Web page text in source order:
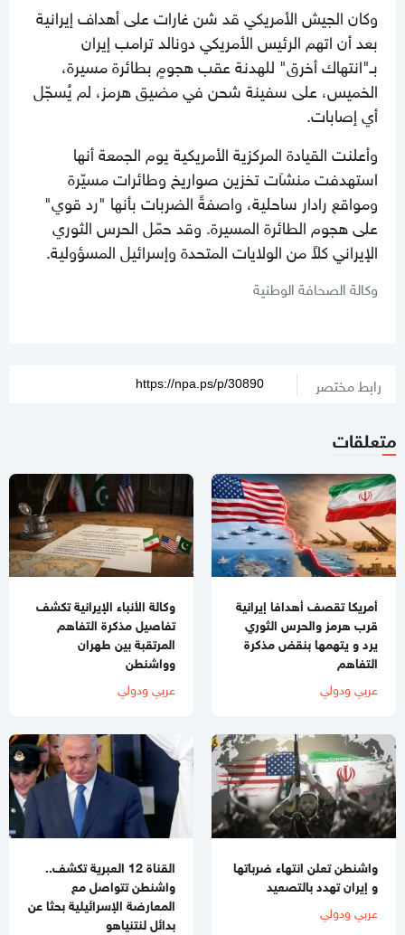
وكان الجيش الأمريكي قد شن غارات على أهداف إيرانية
بعد أن اتهم الرئيس الأمريكي دونالد ترامب إيران
بـ"انتهاك أخرق" للهدنة عقب هجومٍ بطائرة مسيرة،
الخميس، على سفينة شحن في مضيق هرمز، لم يُسجّل
أي إصابات.
وأعلنت القيادة المركزية الأمريكية يوم الجمعة أنها
استهدفت منشآت تخزين صواريخ وطائرات مسيّرة
ومواقع رادار ساحلية، واصفةً الضربات بأنها "رد قوي"
على هجوم الطائرة المسيرة. وقد حمّل الحرس الثوري
الإيراني كلاً من الولايات المتحدة وإسرائيل المسؤولية.
وكالة الصحافة الوطنية
رابط مختصر
متعلقات
أمريكا تقصف أهدافا إيرانية
قرب هرمز والحرس الثوري
يرد و يتهمها بنقض مذكرة
التفاهم
عربي ودولي
وكالة الأنباء الإيرانية تكشف
تفاصيل مذكرة التفاهم
المرتقبة بين طهران
وواشنطن
عربي ودولي
واشنطن تعلن انتهاء ضرباتها
و إيران تهدد بالتصعيد
عربي ودولي
القناة 12 العبرية تكشف..
واشنطن تتواصل مع
المعارضة الإسرائيلية بحثا عن
بدائل لنتنياهو